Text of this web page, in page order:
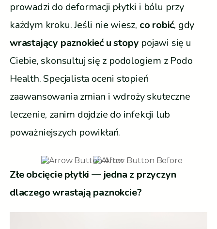
prowadzi do deformacji płytki i bólu przy
każdym kroku. Jeśli nie wiesz, co robić, gdy
wrastający paznokieć u stopy pojawi się u
Ciebie, skonsultuj się z podologiem z Podo
Health. Specjalista oceni stopień
zaawansowania zmian i wdroży skuteczne
leczenie, zanim dojdzie do infekcji lub
poważniejszych powikłań.
Złe obcięcie płytki — jedna z przyczyn
dlaczego wrastają paznokcie?